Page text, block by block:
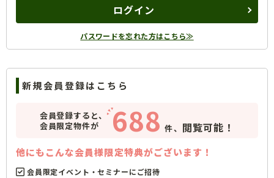
ログイン
パスワードを忘れた方はこちら≫
新規会員登録はこちら
会員登録すると、
会員限定物件が
688 件、 閲覧可能！
他にもこんな会員様限定特典がございます！
会員限定イベント・セミナーにご招待